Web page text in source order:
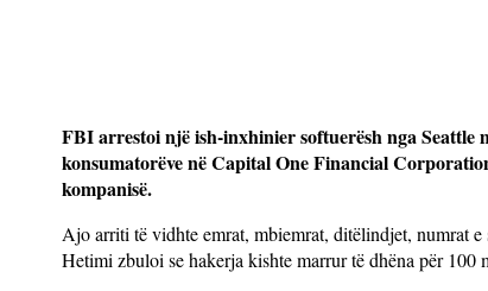
FBI arrestoi një ish-inxhinier softuerësh nga Seattle
konsumatorëve në Capital One Financial
kompanisë.
Ajo arriti të vidhte emrat, mbiemrat, ditëlindjet, numrat
Hetimi zbuloi se hakerja kishte marrur të dhëna për